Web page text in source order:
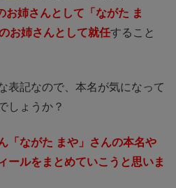
お姉さんとして「ながた ま
お姉さんとして就任すること
表記なので、本名が気になって
しょうか？
「ながた まや」さんの本名や
ールをまとめていこうと思いま